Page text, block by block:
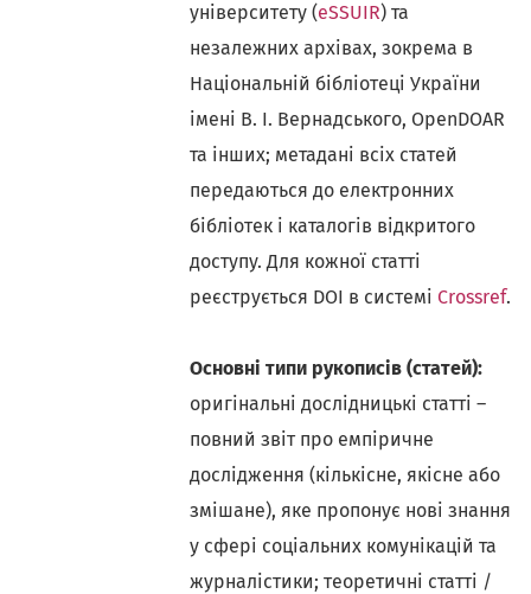
університету (eSSUIR) та
незалежних архівах, зокрема в
Національній бібліотеці України
імені В. І. Вернадського, OpenDOAR
та інших; метадані всіх статей
передаються до електронних
бібліотек і каталогів відкритого
доступу. Для кожної статті
реєструється DOI в системі Crossref.
Основні типи рукописів (статей):
оригінальні дослідницькі статті –
повний звіт про емпіричне
дослідження (кількісне, якісне або
змішане), яке пропонує нові знання
у сфері соціальних комунікацій та
журналістики; теоретичні статті /